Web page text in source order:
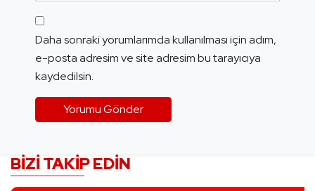
Daha sonraki yorumlarımda kullanılması için adım,
e-posta adresim ve site adresim bu tarayıcıya
kaydedilsin.
BIZI TAKIP EDIN